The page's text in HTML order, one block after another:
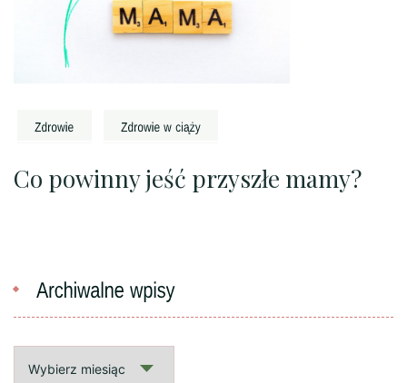
Co powinny jeść przyszłe mamy?
wpisy